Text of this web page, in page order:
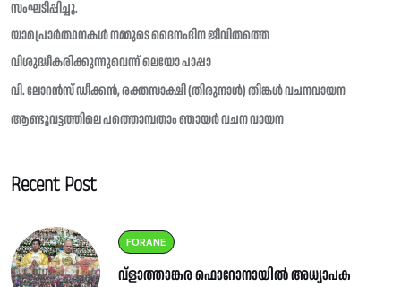
സംഘടിപ്പിച്ചു.
യാമപ്രാർത്ഥനകൾ നമ്മുടെ ദൈനംദിന ജീവിതത്തെ
വിശുദ്ധീകരിക്കുന്നുവെന്ന് ലെയോ പാപ്പാ
വി. ലോറൻസ് ഡീക്കൻ, രക്തസാക്ഷി (തിരുനാൾ) തിങ്കൾ വചനവായന
ആണ്ടുവട്ടത്തിലെ പത്തൊമ്പതാം ഞായർ വചന വായന
Recent Post
FORANE
വ്ളാത്താങ്കര ഫൊറോനായിൽ അധ്യാപക